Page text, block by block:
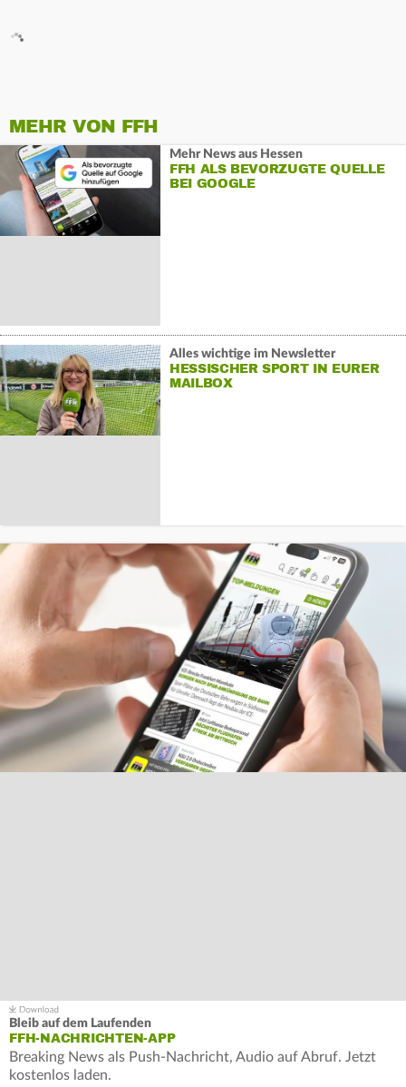
MEHR VON FFH
Mehr News aus Hessen
FFH ALS BEVORZUGTE QUELLE
BEI GOOGLE
Alles wichtige im Newsletter
HESSISCHER SPORT IN EURER
MAILBOX
Bleib auf dem Laufenden
FFH-NACHRICHTEN-APP
Breaking News als Push-Nachricht, Audio auf Abruf. Jetzt
kostenlos laden.